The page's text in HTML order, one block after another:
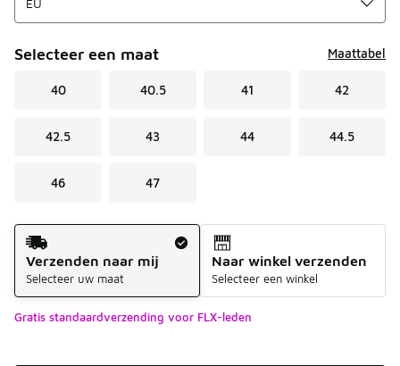
Selecteer een maat Maattabel
40 40.5 41 42
42.5 43 44 44.5
46 47
Verzendmethode
Verzenden naar mij
Selecteer uw maat
Naar winkel verzenden
Selecteer een winkel
Gratis standaardverzending voor FLX-leden